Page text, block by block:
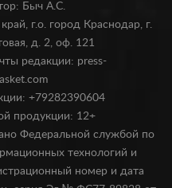
Быч А.С.
г.о. город Краснодар, г.
д. 2, оф. 121
редакции: press-
+79282390604
продукции: 12+
Федеральной службой по
технологий и
номер и дата